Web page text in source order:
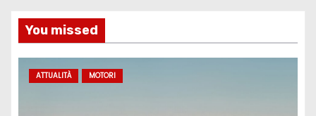
You missed
ATTUALITÀ MOTORI